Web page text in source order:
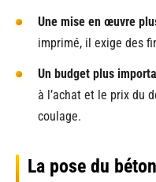
Une mise en œuvre
imprimé, il exige des
Un budget plus
à l’achat et le prix du
coulage.
La pose du